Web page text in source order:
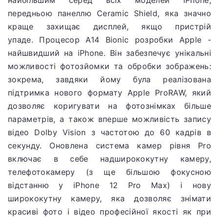
передньою панеллю Ceramic Shield, яка значно
краще захищає дисплей, якщо пристрій
упаде. Процесор A14 Bionic розробки Apple -
найшвидший на iPhone. Він забезпечує унікальні
можливості фотозйомки та обробки зображень:
зокрема, завдяки йому була реалізована
підтримка нового формату Apple ProRAW, який
дозволяє коригувати на фотознімках більше
параметрів, а також вперше можливість запису
відео Dolby Vision з частотою до 60 кадрів в
секунду. Оновлена ​​система камер рівня Pro
включає в себе надширококутну камеру,
телефотокамеру (з ще більшою фокусною
відстанню у iPhone 12 Pro Max) і нову
ширококутну камеру, яка дозволяє знімати
красиві фото і відео професійної якості як при